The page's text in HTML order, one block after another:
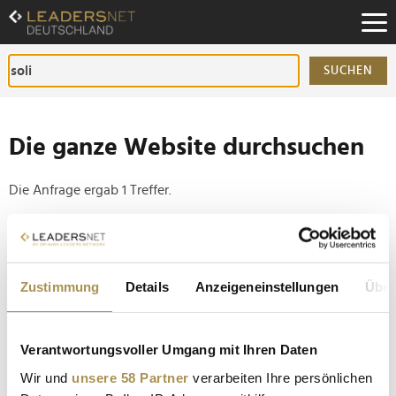
Zustimmung Details Anzeigeneinstellungen
Verantwortungsvoller Umgang mit Ihren Daten
Wir und unsere 58 Partner verarbeiten Ihre persönlichen
Zum
Inhalt
Zur
Fußzeilen-
Navigation
SUCHEN
Die ganze Website durchsuchen
Die Anfrage ergab 1 Treffer.
Tipp
Setzen Sie die gesuchten Wörter zwischen
Anführungszeichen: zb "Vorname Nachname".
Solidaritätszuschlag bleibt - FDP scheitert vor
Bundesverfassungsgericht